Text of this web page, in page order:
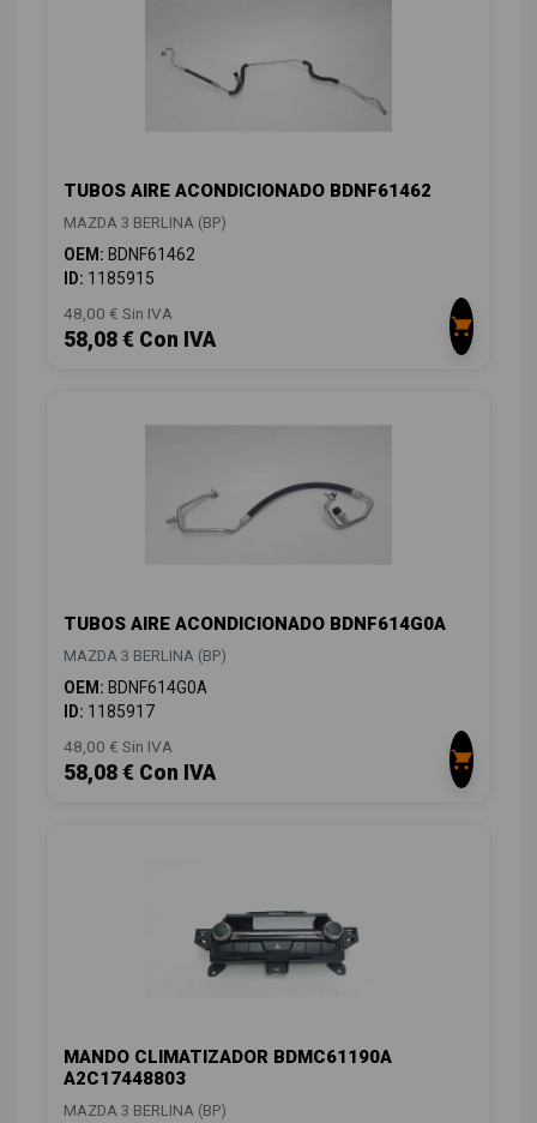
TUBOS AIRE ACONDICIONADO BDNF61462
MAZDA 3 BERLINA (BP)
OEM: BDNF61462
ID: 1185915
48,00 € Sin IVA
58,08 € Con IVA
TUBOS AIRE ACONDICIONADO BDNF614G0A
MAZDA 3 BERLINA (BP)
OEM: BDNF614G0A
ID: 1185917
48,00 € Sin IVA
58,08 € Con IVA
MANDO CLIMATIZADOR BDMC61190A
A2C17448803
MAZDA 3 BERLINA (BP)